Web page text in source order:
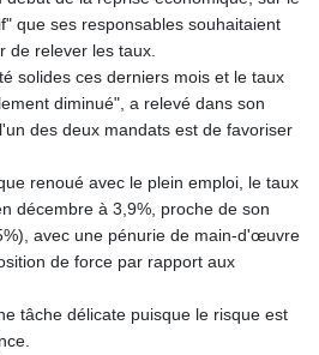
NZD 1.964521
OMR 0.442988
PAB 1.154277
PEN 3.901717
PGK 5.099806
PKR 320.457643
PLN 4.303828
PYG 6866.085075
QAR 4.21932
RSD 117.319946
que ses responsables souhaitaient
de relever les taux.
solides ces derniers mois et le taux
diminué", a relevé dans son
des deux mandats est de favoriser
renoué avec le plein emploi, le taux
décembre à 3,9%, proche de son
avec une pénurie de main-d'œuvre
de force par rapport aux
tâche délicate puisque le risque est